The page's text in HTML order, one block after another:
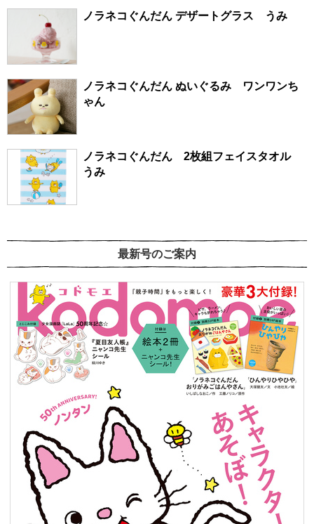
ノラネコぐんだん デザートグラス うみ
ノラネコぐんだん ぬいぐるみ ワンワンち
ゃん
ノラネコぐんだん 2枚組フェイスタオル
うみ
最新号のご案内